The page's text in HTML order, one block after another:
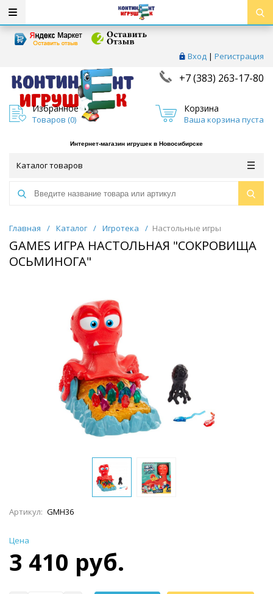
Вход | Регистрация
+7 (383) 263-17-80
Избранное
Товаров (0)
Корзина
Ваша корзина пуста
Интернет-магазин игрушек в Новосибирске
Каталог товаров
Главная / Каталог / Игротека / Настольные игры
GAMES ИГРА НАСТОЛЬНАЯ "СОКРОВИЩА
ОСЬМИНОГА"
Артикул: GMH36
Цена
3 410 руб.